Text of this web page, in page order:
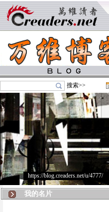
搜索>>
https://blog.creaders.net/u/4777/>
我的名片